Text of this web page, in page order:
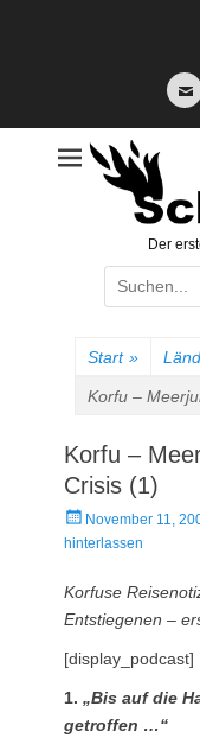
E-
Der
Suche
nach:
Start »
Korfu –
Korfu –
Crisis (1)
Veröffentlicht
am
November 11,
hinterlassen
Korfuse
Entstiegenen –
[display_podcast]
1. „Bis auf die
getroffen …“